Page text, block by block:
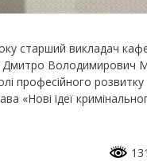
старший викладач
Володимирович
професійного розвитку
«Нові ідеї